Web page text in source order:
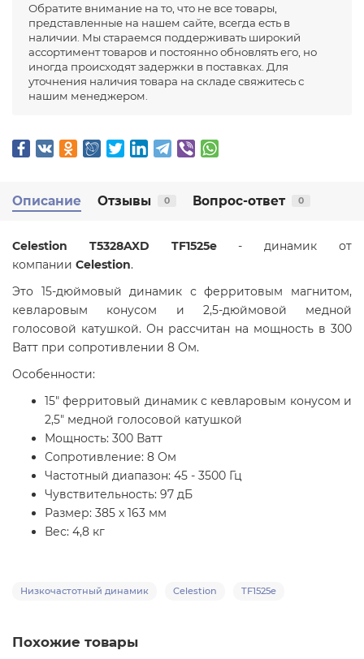
Обратите внимание на то, что не все товары,
представленные на нашем сайте, всегда есть в
наличии. Мы стараемся поддерживать широкий
ассортимент товаров и постоянно обновлять его, но
иногда происходят задержки в поставках. Для
уточнения наличия товара на складе свяжитесь с
нашим менеджером.
Описание Отзывы 0 Вопрос-ответ 0
Celestion T5328AXD TF1525e- динамик от
компании Celestion.
Это 15-дюймовый динамик с ферритовым магнитом,
кевларовым конусом и 2,5-дюймовой медной
голосовой катушкой. Он рассчитан на мощность в 300
Ватт при сопротивлении 8 Ом.
Особенности:
15" ферритовый динамик с кевларовым конусом и
2,5" медной голосовой катушкой
Мощность: 300 Ватт
Сопротивление: 8 Ом
Частотный диапазон: 45 - 3500 Гц
Чувствительность: 97 дБ
Размер: 385 х 163 мм
Вес: 4,8 кг
Низкочастотный динамик Celestion TF1525e
Похожие товары